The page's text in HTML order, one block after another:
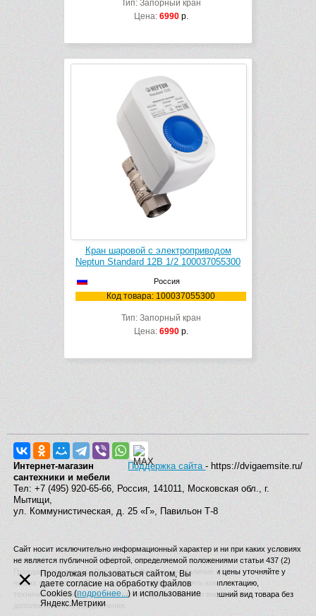
Тип: Запорный кран
Цена: 6990р.
Кран шаровой с электроприводом
Neptun Standard 12В 1/2 100037055300
Россия
Код товара: 100037055300
Тип: Запорный кран
Цена: 6990р.
Поддержка сайта- https://dvigaemsite.ru/
Интернет-магазин
сантехники и мебели
Тел: +7 (495) 920-65-66, Россия, 141011, Московская обл., г.
Мытищи,
ул. Коммунистическая, д. 25 «Г», Павильон Т-8
Сайт носит исключительно информационный характер и ни при каких условиях
не является публичной офертой, определяемой положениями статьи 437 (2)
Гражданского кодекса Российской Федерации. Наличие и цены уточняйте у
наших операторов. Производитель вправе изменять комплектацию,
технические характеристики, страну производства и внешний вид товара без
дополнительного уведомления.
×
Продолжая пользоваться сайтом, Вы
даете согласие на обработку файлов
Cookies (подробнее...) и использование
Яндекс.Метрики